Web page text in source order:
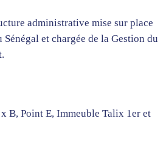
administrative mise sur place
et chargée de la Gestion du
B, Point E, Immeuble Talix 1er et